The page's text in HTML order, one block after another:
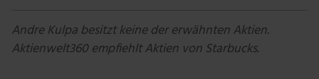
Andre Kulpa besitzt keine der erwähnten Aktien.
Aktienwelt360 empfiehlt Aktien von Starbucks.